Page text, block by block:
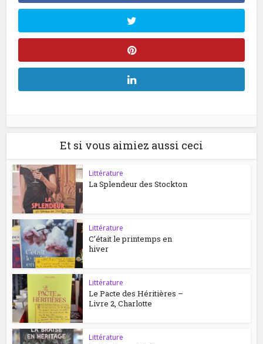
Et si vous aimiez aussi ceci
Littérature
La Splendeur des Stockton
Littérature
C’était le printemps en
hiver
Littérature
Le Pacte des Héritières –
Livre 2, Charlotte
Littérature